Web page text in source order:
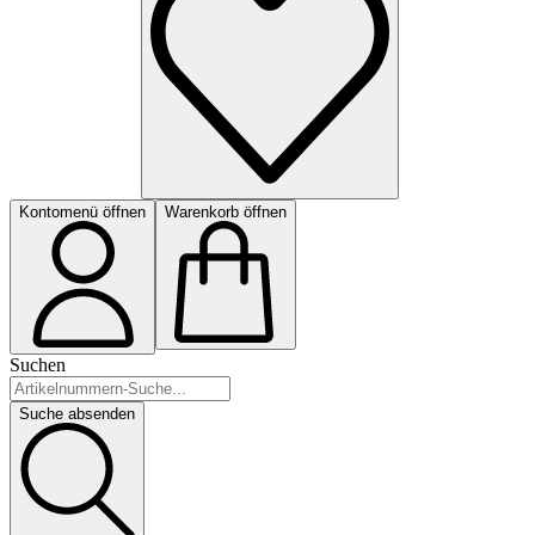
Kontomenü öffnen Warenkorb öffnen
Suchen
Suche absenden